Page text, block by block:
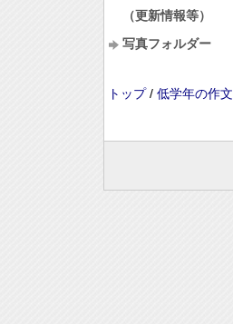
（更新情報等）
写真フォルダー
トップ/ 低学年の作文